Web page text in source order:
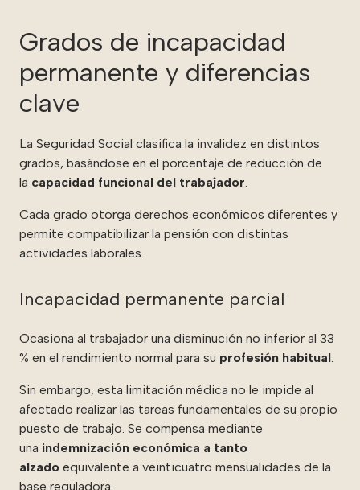
Grados de incapacidad
permanente y diferencias
clave
La Seguridad Social clasifica la invalidez en distintos
grados, basándose en el porcentaje de reducción de
la capacidad funcional del trabajador
Cada grado otorga derechos económicos diferentes y
permite compatibilizar la pensión con distintas
actividades laborales.
Incapacidad permanente parcial
Ocasiona al trabajador una disminución no inferior al 33
% en el rendimiento normal para su profesión habitual
Sin embargo, esta limitación médica no le impide al
afectado realizar las tareas fundamentales de su propio
puesto de trabajo. Se compensa mediante
una indemnización económica a tanto
alzado equivalente a veinticuatro mensualidades de la
base reguladora.